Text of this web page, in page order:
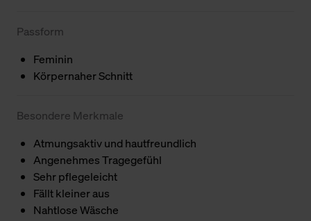
Passform
Feminin
Körpernaher Schnitt
Besondere Merkmale
Atmungsaktiv und hautfreundlich
Angenehmes Tragegefühl
Sehr pflegeleicht
Fällt kleiner aus
Nahtlose Wäsche